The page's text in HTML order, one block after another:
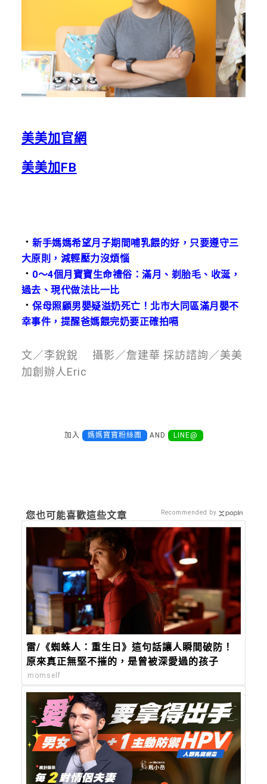
美美加官網
美美加FB
．新手媽媽希望月子期間哺乳餵的好，只要遵守三
大原則，減輕壓力沒煩惱
． 0～4個月寶寶生命禮俗：滿月、剃胎毛、收涎，
過去、現代做法比一比
．保母照顧男嬰疑溢奶死亡！北市大同區滿月嬰不
幸事件，提醒爸媽餵完奶要正確拍嗝
文／李銳銳 攝影／詹建華 採訪諮詢／美美
加創辦人Eric
加入 媽媽寶寶粉絲團 AND LINE@
您也可能喜歡這些文章
雷/《蜘蛛人：重生日》這句話讓人瞬間破防！
原來真正無堅不摧的，是曾被深愛過的孩子
momself
Recommended by